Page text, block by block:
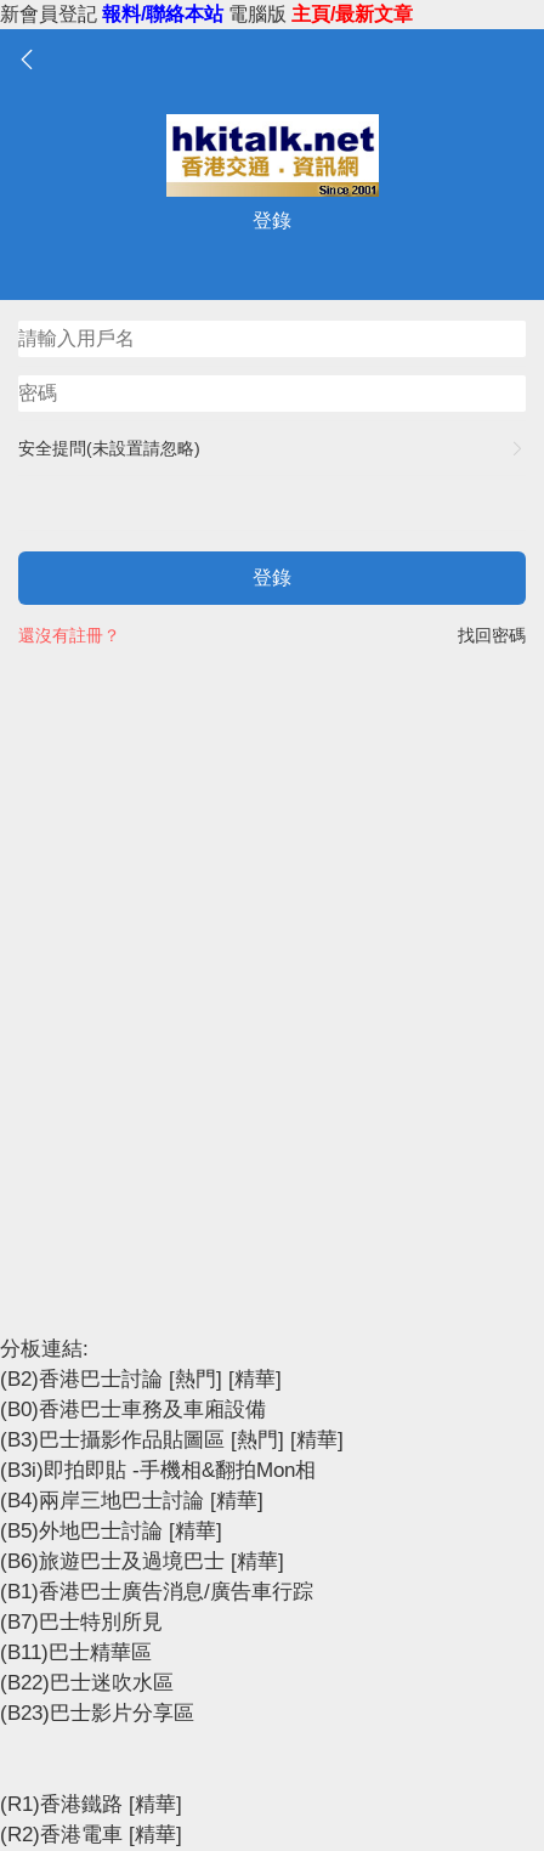
新會員登記 報料/聯絡本站 電腦版 主頁/最新文章
登錄
安全提問(未設置請忽略)
登錄
找回密碼
還沒有註冊？
分板連結:
(B2)香港巴士討論 [熱門] [精華]
(B0)香港巴士車務及車廂設備
(B3)巴士攝影作品貼圖區 [熱門] [精華]
(B3i)即拍即貼 -手機相&翻拍Mon相
(B4)兩岸三地巴士討論 [精華]
(B5)外地巴士討論 [精華]
(B6)旅遊巴士及過境巴士 [精華]
(B1)香港巴士廣告消息/廣告車行踪
(B7)巴士特別所見
(B11)巴士精華區
(B22)巴士迷吹水區
(B23)巴士影片分享區
(R1)香港鐵路 [精華]
(R2)香港電車 [精華]